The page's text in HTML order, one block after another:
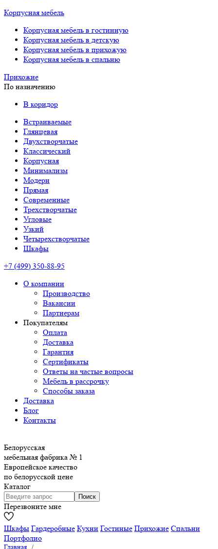
Корпусная мебель
Корпусная мебель в гостинную
Корпусная мебель в детскую
Корпусная мебель в прихожую
Корпусная мебель в спальню
Прихожие
По назначению
В коридор
Встраиваемые
Глянцевая
Двухстворчатые
Классический
Корпусная
Минимализм
Модерн
Прямая
Современные
Трехстворчатые
Угловые
Узкий
Четырехстворчатые
Шкафы
+7 (499) 350-88-95
О компании
Производство
Вакансии
Партнерам
Покупателям
Оплата
Доставка
Гарантия
Сертификаты
Ответы на частые вопросы
Мебель в рассрочку
Способы заказа
Доставка
Блог
Контакты
Белорусская
мебельная фабрика № 1
Европейское качество
по белорусской цене
Каталог
Перезвоните мне
Шкафы Гардеробные Кухни Гостиные Прихожие Спальни
Портфолио
Главная /